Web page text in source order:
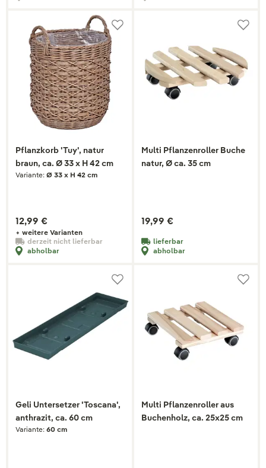
Pflanzkorb 'Tuy', natur
braun, ca. Ø 33 x H 42 cm
Variante: Ø 33 x H 42 cm
12,99 €
+ weitere Varianten
derzeit nicht lieferbar
abholbar
Multi Pflanzenroller Buche
natur, Ø ca. 35 cm
19,99 €
lieferbar
abholbar
Geli Untersetzer 'Toscana',
anthrazit, ca. 60 cm
Variante: 60 cm
Multi Pflanzenroller aus
Buchenholz, ca. 25x25 cm